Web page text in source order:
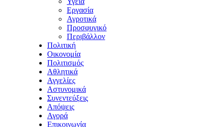
Εργασία
Αγροτικά
Προσφυγικό
Περιβάλλον
Πολιτική
Οικονομία
Πολιτισμός
Αθλητικά
Αγγελίες
Αστυνομικά
Συνεντεύξεις
Απόψεις
Αγορά
Επικοινωνία